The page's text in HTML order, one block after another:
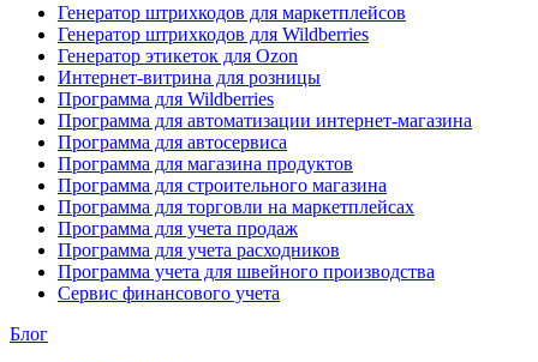
Генератор штрихкодов для маркетплейсов
Генератор штрихкодов для Wildberries
Генератор этикеток для Ozon
Интернет-витрина для розницы
Программа для Wildberries
Программа для автоматизации интернет-магазина
Программа для автосервиса
Программа для магазина продуктов
Программа для строительного магазина
Программа для торговли на маркетплейсах
Программа для учета продаж
Программа для учета расходников
Программа учета для швейного производства
Сервис финансового учета
Блог